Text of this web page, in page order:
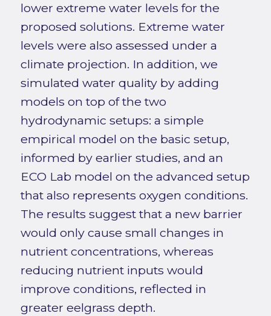
lower extreme water levels for the
proposed solutions. Extreme water
levels were also assessed under a
climate projection. In addition, we
simulated water quality by adding
models on top of the two
hydrodynamic setups: a simple
empirical model on the basic setup,
informed by earlier studies, and an
ECO Lab model on the advanced setup
that also represents oxygen conditions.
The results suggest that a new barrier
would only cause small changes in
nutrient concentrations, whereas
reducing nutrient inputs would
improve conditions, reflected in
greater eelgrass depth.